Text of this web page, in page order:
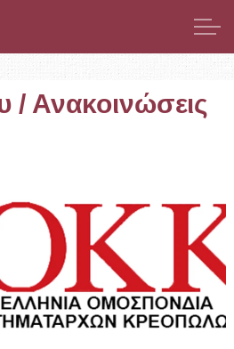
κύριο περιεχόμενο
/ Ανακοινώσεις